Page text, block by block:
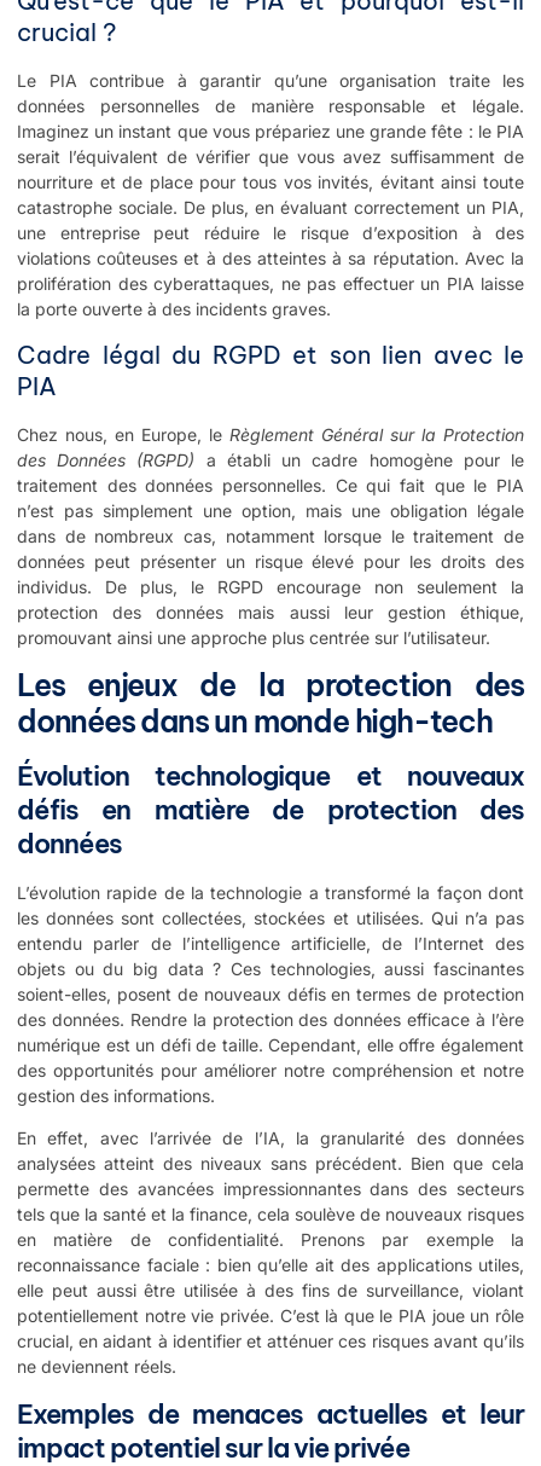
crucial ?
Le PIA contribue à garantir qu’une organisation traite les
données personnelles de manière responsable et légale.
Imaginez un instant que vous prépariez une grande fête : le PIA
serait l’équivalent de vérifier que vous avez suffisamment de
nourriture et de place pour tous vos invités, évitant ainsi toute
catastrophe sociale. De plus, en évaluant correctement un PIA,
une entreprise peut réduire le risque d’exposition à des
violations coûteuses et à des atteintes à sa réputation. Avec la
prolifération des cyberattaques, ne pas effectuer un PIA laisse
la porte ouverte à des incidents graves.
Cadre légal du RGPD et son lien avec le
PIA
Chez nous, en Europe, le Règlement Général sur la Protection
des Données (RGPD) a établi un cadre homogène pour le
traitement des données personnelles. Ce qui fait que le PIA
n’est pas simplement une option, mais une obligation légale
dans de nombreux cas, notamment lorsque le traitement de
données peut présenter un risque élevé pour les droits des
individus. De plus, le RGPD encourage non seulement la
protection des données mais aussi leur gestion éthique,
promouvant ainsi une approche plus centrée sur l’utilisateur.
Les enjeux de la protection des
données dans un monde high-tech
Évolution technologique et nouveaux
défis en matière de protection des
données
L’évolution rapide de la technologie a transformé la façon dont
les données sont collectées, stockées et utilisées. Qui n’a pas
entendu parler de l’intelligence artificielle, de l’Internet des
objets ou du big data ? Ces technologies, aussi fascinantes
soient-elles, posent de nouveaux défis en termes de protection
des données. Rendre la protection des données efficace à l’ère
numérique est un défi de taille. Cependant, elle offre également
des opportunités pour améliorer notre compréhension et notre
gestion des informations.
En effet, avec l’arrivée de l’IA, la granularité des données
analysées atteint des niveaux sans précédent. Bien que cela
permette des avancées impressionnantes dans des secteurs
tels que la santé et la finance, cela soulève de nouveaux risques
en matière de confidentialité. Prenons par exemple la
reconnaissance faciale : bien qu’elle ait des applications utiles,
elle peut aussi être utilisée à des fins de surveillance, violant
potentiellement notre vie privée. C’est là que le PIA joue un rôle
crucial, en aidant à identifier et atténuer ces risques avant qu’ils
ne deviennent réels.
Exemples de menaces actuelles et leur
impact potentiel sur la vie privée